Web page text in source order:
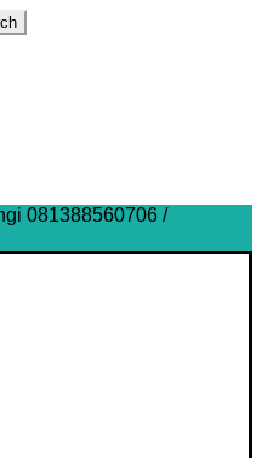
081388560706 /